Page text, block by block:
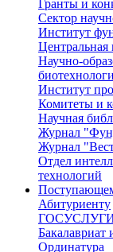
Гранты и
Сектор
Институт
Центральная
Научно-
Институт
Комитеты и
Научная
Журнал
Журнал
Отдел
технологий
Абитуриенту
ГОСУСЛУГИ
Бакалавриат
Ординатура